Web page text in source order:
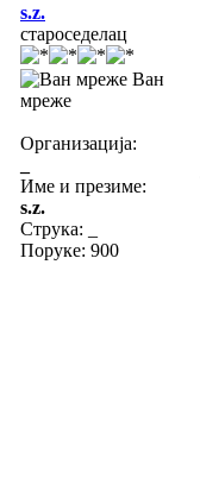
s.z.
староседелац
Ван
мреже
Организација:
Име и презиме:
s.z.
Струка:
Поруке: 900